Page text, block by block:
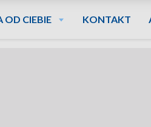
OD CIEBIE KONTAKT